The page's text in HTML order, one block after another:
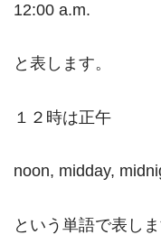
12:00 a.m.
と表します。
１２時は正午
noon, midday,
という単語で表しま